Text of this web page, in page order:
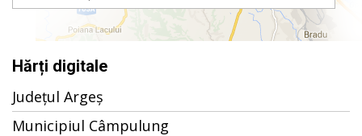
Hărți digitale
Județul Argeș
Municipiul Câmpulung